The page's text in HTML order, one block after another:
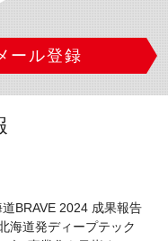
ール登録
BRAVE 2024 成果報告
海道発ディープテック